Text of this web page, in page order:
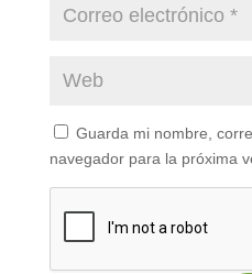
Guarda mi nombre,
navegador para la próxima